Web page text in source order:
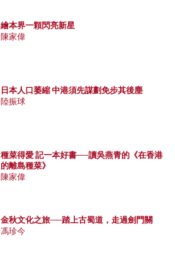
繪本界一顆閃亮新星
陳家偉
日本人口萎縮 中港須先謀劃免步其後塵
陸振球
種菜得愛 記一本好書──讀吳燕青的《在香港
的離島種菜》
陳家偉
金秋文化之旅──踏上古蜀道，走過劍門關
馮珍今